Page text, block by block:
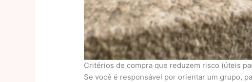
Critérios de compra que reduzem risco (úteis
Se você é responsável por orientar um grupo,